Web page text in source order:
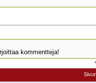
kommentteja!